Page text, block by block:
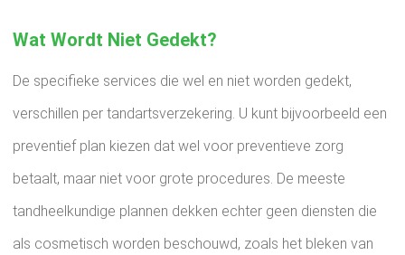
Wat Wordt Niet Gedekt?
De specifieke services die wel en niet worden gedekt,
verschillen per tandartsverzekering. U kunt bijvoorbeeld een
preventief plan kiezen dat wel voor preventieve zorg
betaalt, maar niet voor grote procedures. De meeste
tandheelkundige plannen dekken echter geen diensten die
als cosmetisch worden beschouwd, zoals het bleken van